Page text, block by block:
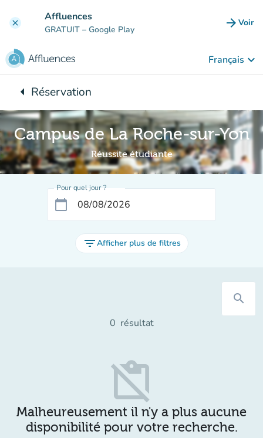
clear Affluences
GRATUIT – Google Play arrow_forward Voir
Français keyboard_arrow_down
arrow_leftRetour à :
Réservation
Campus de La Roche-sur-Yon
Réussite étudiante
Pour quel jour ?
calendar_today
filter_listAfficher plus de filtres
search
0 résultat
content_paste_off
Malheureusement il n'y a plus aucune
disponibilité pour votre recherche.